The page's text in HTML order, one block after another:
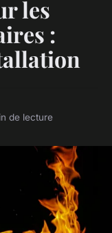
les
:
de lecture